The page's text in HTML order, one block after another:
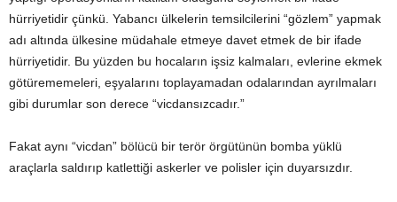
hürriyetidir çünkü. Yabancı ülkelerin temsilcilerini “gözlem” yapmak
adı altında ülkesine müdahale etmeye davet etmek de bir ifade
hürriyetidir. Bu yüzden bu hocaların işsiz kalmaları, evlerine ekmek
götürememeleri, eşyalarını toplayamadan odalarından ayrılmaları
gibi durumlar son derece “vicdansızcadır.”
Fakat aynı “vicdan” bölücü bir terör örgütünün bomba yüklü
araçlarla saldırıp katlettiği askerler ve polisler için duyarsızdır.